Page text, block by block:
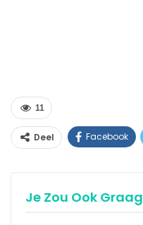
11
Deel Facebook
Je Zou Ook Graag